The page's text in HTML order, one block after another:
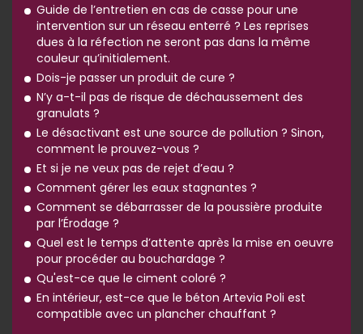
Guide de l’entretien en cas de casse pour une
intervention sur un réseau enterré ? Les reprises
dues à la réfection ne seront pas dans la même
couleur qu’initialement.
Dois-je passer un produit de cure ?
N’y a-t-il pas de risque de déchaussement des
granulats ?
Le désactivant est une source de pollution ? Sinon,
comment le prouvez-vous ?
Et si je ne veux pas de rejet d’eau ?
Comment gérer les eaux stagnantes ?
Comment se débarrasser de la poussière produite
par l’Érodage ?
Quel est le temps d’attente après la mise en oeuvre
pour procéder au bouchardage ?
Qu'est-ce que le ciment coloré ?
En intérieur, est-ce que le béton Artevia Poli est
compatible avec un plancher chauffant ?